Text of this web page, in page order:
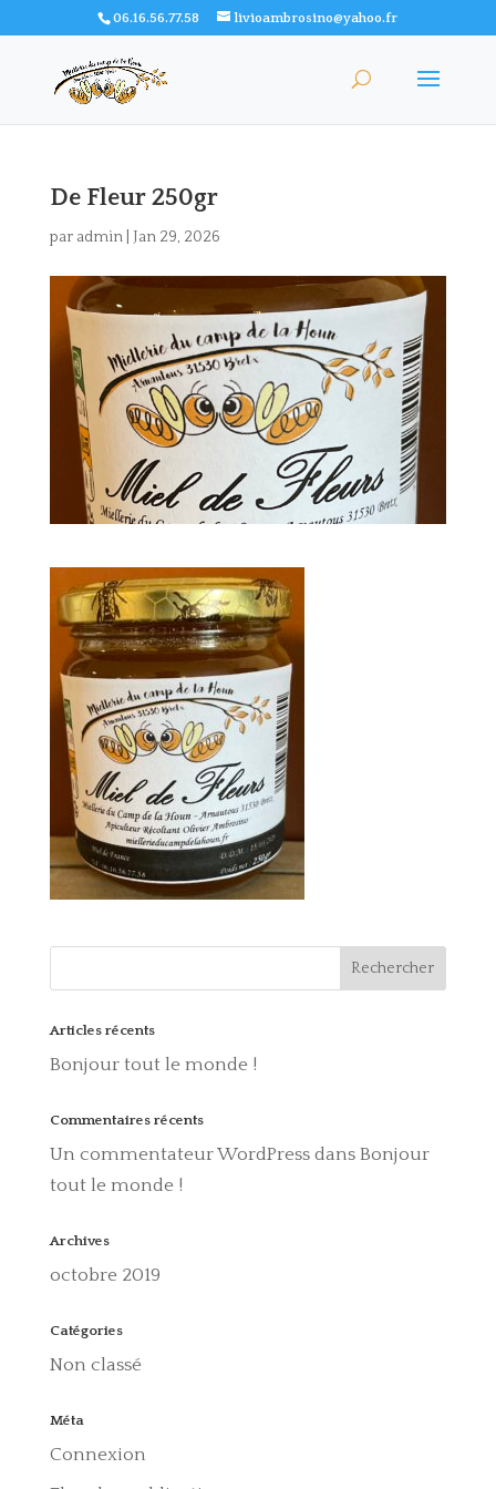
06.16.56.77.58 livioambrosino@yahoo.fr
De Fleur 250gr
par admin| Jan 29, 2026
Articles récents
Bonjour tout le monde !
Commentaires récents
Un commentateur WordPressdans Bonjour
tout le monde !
Archives
octobre 2019
Catégories
Non classé
Méta
Connexion